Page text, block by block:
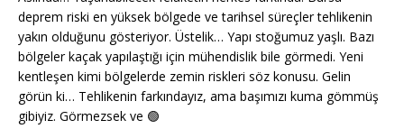
deprem riski en yüksek bölgede ve tarihsel süreçler tehlikenin
yakın olduğunu gösteriyor. Üstelik… Yapı stoğumuz yaşlı. Bazı
bölgeler kaçak yapılaştığı için mühendislik bile görmedi. Yeni
kentleşen kimi bölgelerde zemin riskleri söz konusu. Gelin
görün ki… Tehlikenin farkındayız, ama başımızı kuma gömmüş
gibiyiz. Görmezsek ve 🟢